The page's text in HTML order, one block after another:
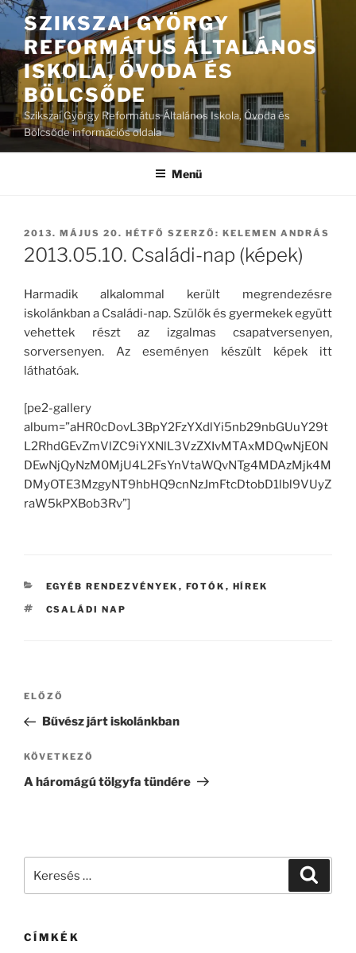
Tartalomhoz
SZIKSZAI GYÖRGY
REFORMÁTUS ÁLTALÁNOS
ISKOLA, ÓVODA ÉS
BÖLCSŐDE
Szikszai György Református Általános Iskola, Óvoda és
Bölcsőde információs oldala
Menü
BEKÜLDVE:
2013. MÁJUS 20. HÉTFŐ SZERZŐ: KELEMEN ANDRÁS
2013.05.10. Családi-nap (képek)
Harmadik alkalommal került megrendezésre
iskolánkban a Családi-nap. Szülők és gyermekek együtt
vehettek részt az izgalmas csapatversenyen,
sorversenyen. Az eseményen készült képek itt
láthatóak.
[pe2-gallery
album=”aHR0cDovL3BpY2FzYXdlYi5nb29nbGUuY29t
L2RhdGEvZmVlZC9iYXNlL3VzZXIvMTAxMDQwNjE0N
DEwNjQyNzM0MjU4L2FsYnVtaWQvNTg4MDAzMjk4M
DMyOTE3MzgyNT9hbHQ9cnNzJmFtcDtobD1lbl9VUyZ
raW5kPXBob3Rv”]
KATEGÓRIÁK
EGYÉB RENDEZVÉNYEK , FOTÓK , HÍREK
CÍMKÉK
CSALÁDI NAP
Bejegyzés
Korábbi
bejegyzés
ELŐZŐ
Bűvész járt iskolánkban
Következő
bejegyzés
KÖVETKEZŐ
A háromágú tölgyfa tündére
CÍMKÉK